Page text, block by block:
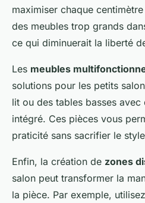
maximiser chaque
des meubles trop grands
ce qui diminuerait la liberté
Les meubles
solutions pour les petits
lit ou des tables basses
intégré. Ces pièces vous
praticité sans sacrifier le
Enfin, la création de zones
salon peut transformer la
la pièce. Par exemple,